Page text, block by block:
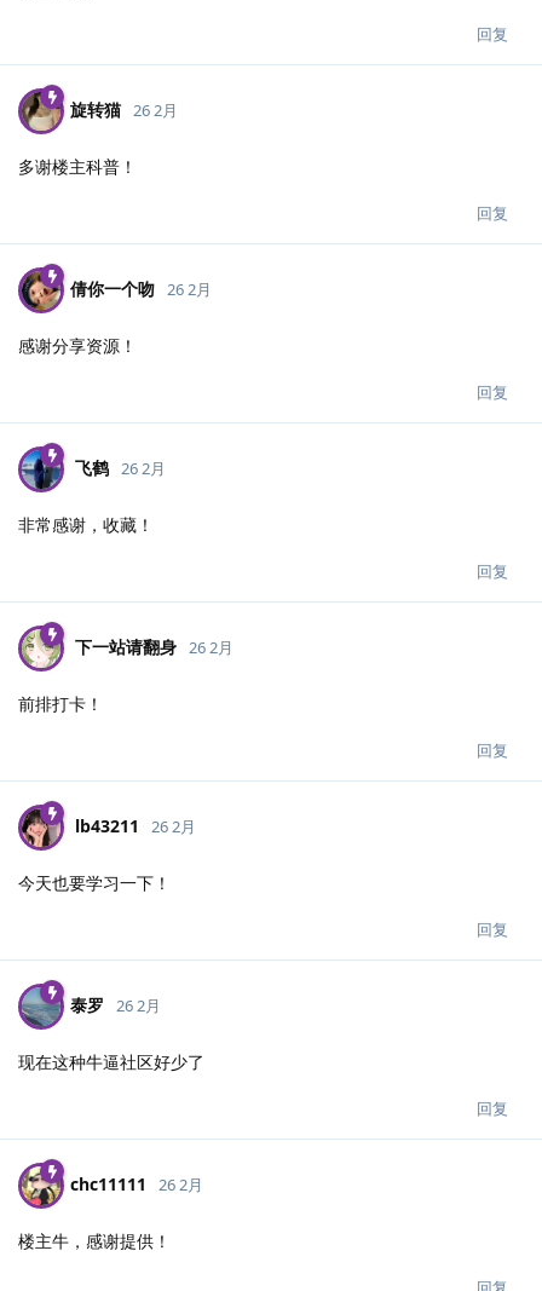
回复
旋转猫 26 2月
多谢楼主科普！
回复
倩你一个吻 26 2月
感谢分享资源！
回复
飞鹤 26 2月
非常感谢，收藏！
回复
下一站请翻身 26 2月
前排打卡！
回复
lb43211 26 2月
今天也要学习一下！
回复
泰罗 26 2月
现在这种牛逼社区好少了
回复
chc11111 26 2月
楼主牛，感谢提供！